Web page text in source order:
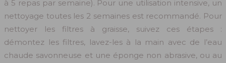
à 5 repas par semaine). Pour une utilisation intensive, un
nettoyage toutes les 2 semaines est recommandé. Pour
nettoyer les filtres à graisse, suivez ces étapes :
démontez les filtres, lavez-les à la main avec de l’eau
chaude savonneuse et une éponge non abrasive, ou au